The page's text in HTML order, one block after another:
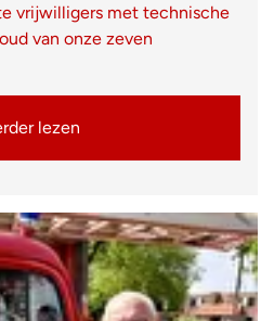
vrijwilligers met technische
van onze zeven
lezen